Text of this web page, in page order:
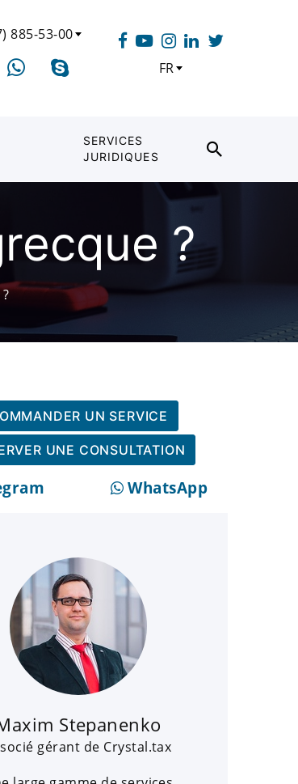
885-53-00
FR
SERVICES
JURIDIQUES
?
UN SERVICE
UNE CONSULTATION
WhatsApp
Stepanenko
gérant de Crystal.tax